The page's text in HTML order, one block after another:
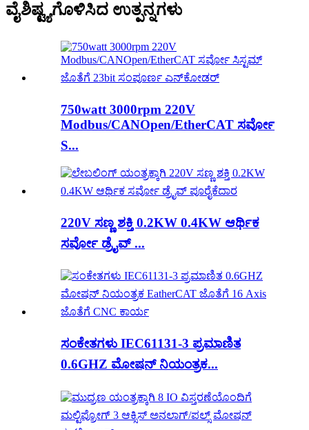
ವೈಶಿಷ್ಟ್ಯಗೊಳಿಸಿದ ಉತ್ಪನ್ನಗಳು
750watt 3000rpm 220V
Modbus/CANOpen/EtherCAT ಸರ್ವೋ
S...
220V ಸಣ್ಣ ಶಕ್ತಿ 0.2KW 0.4KW ಆರ್ಥಿಕ
ಸರ್ವೋ ಡ್ರೈವ್ ...
ಸಂಕೇತಗಳು IEC61131-3 ಪ್ರಮಾಣಿತ
0.6GHZ ಮೋಷನ್ ನಿಯಂತ್ರಕ...